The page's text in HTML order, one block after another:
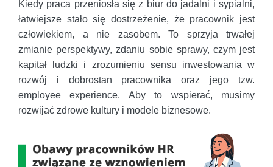
Kiedy praca przeniosła się z biur do jadalni i sypialni,
łatwiejsze stało się dostrzeżenie, że pracownik jest
człowiekiem, a nie zasobem. To sprzyja trwałej
zmianie perspektywy, zdaniu sobie sprawy, czym jest
kapitał ludzki i zrozumieniu sensu inwestowania w
rozwój i dobrostan pracownika oraz jego tzw.
employee experience. Aby to wspierać, musimy
rozwijać zdrowe kultury i modele biznesowe.